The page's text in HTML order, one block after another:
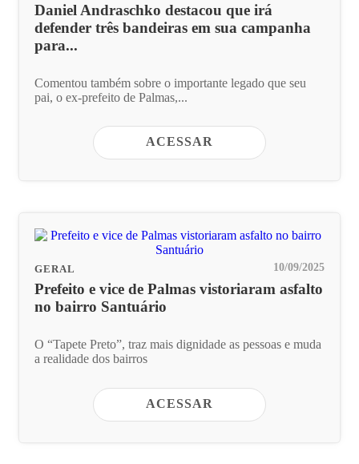
Daniel Andraschko destacou que irá
defender três bandeiras em sua campanha
para...
Comentou também sobre o importante legado que seu
pai, o ex-prefeito de Palmas,...
ACESSAR
GERAL 10/09/2025
Prefeito e vice de Palmas vistoriaram asfalto
no bairro Santuário
O “Tapete Preto”, traz mais dignidade as pessoas e muda
a realidade dos bairros
ACESSAR